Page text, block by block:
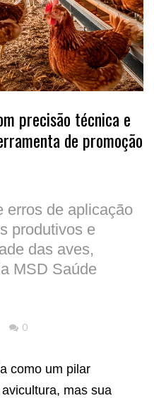
precisão técnica e
de promoção
erros de aplicação
produtivos e
das aves,
MSD Saúde
0
como um pilar
mas sua